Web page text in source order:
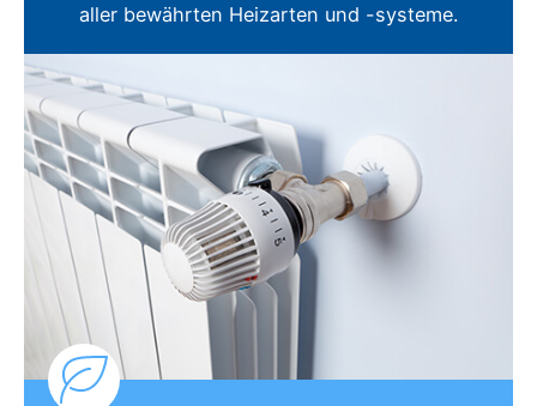
aller bewährten Heizarten und -systeme.